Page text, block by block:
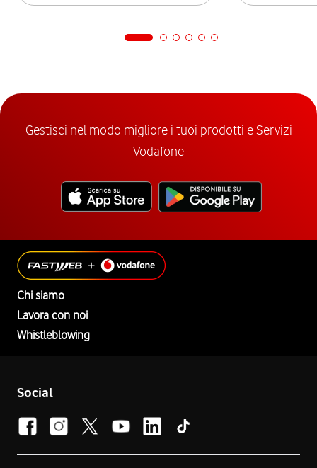
Gestisci nel modo migliore i tuoi prodotti e Servizi
Vodafone
Chi siamo
Lavora con noi
Whistleblowing
Social